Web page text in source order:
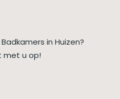
in Huizen?
met u op!